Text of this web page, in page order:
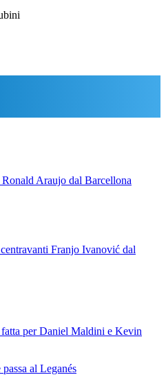
Araujo dal Barcellona
Franjo Ivanović dal
per Daniel Maldini e Kevin
al Leganés